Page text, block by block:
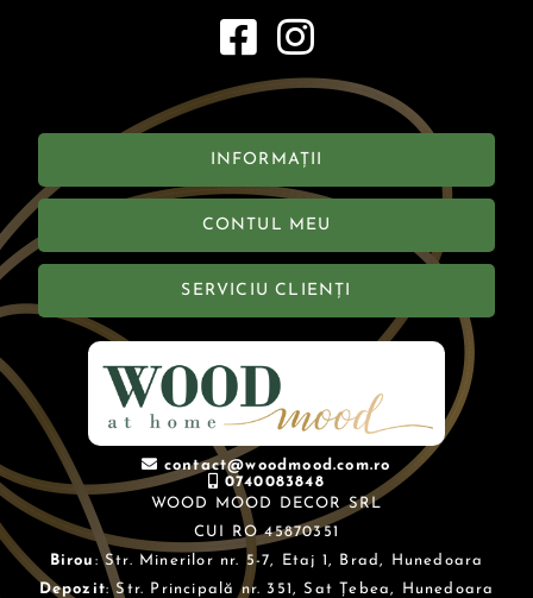
INFORMAȚII
CONTUL MEU
SERVICIU CLIENȚI
contact@woodmood.com.ro
0740083848
WOOD MOOD DECOR SRL
CUI RO 45870351
Birou : Str. Minerilor nr. 5-7, Etaj 1, Brad, Hunedoara
Depozit: Str. Principală nr. 351, Sat Țebea, Hunedoara